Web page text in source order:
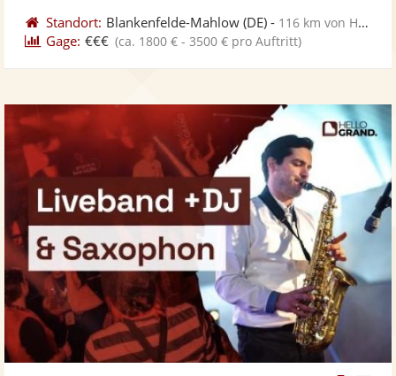
Standort: Blankenfelde-Mahlow (DE) - 116 km von Hoyerswerda
Gage: €€€ (ca. 1800 € - 3500 € pro Auftritt)